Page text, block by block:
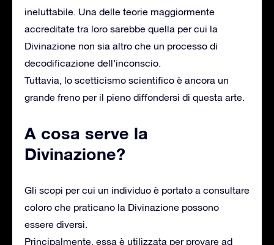
ineluttabile. Una delle teorie maggiormente
accreditate tra loro sarebbe quella per cui la
Divinazione non sia altro che un processo di
decodificazione dell’inconscio.
Tuttavia, lo scetticismo scientifico è ancora un
grande freno per il pieno diffondersi di questa arte.
A cosa serve la
Divinazione?
Gli scopi per cui un individuo è portato a consultare
coloro che praticano la Divinazione possono
essere diversi.
Principalmente, essa è utilizzata per provare ad